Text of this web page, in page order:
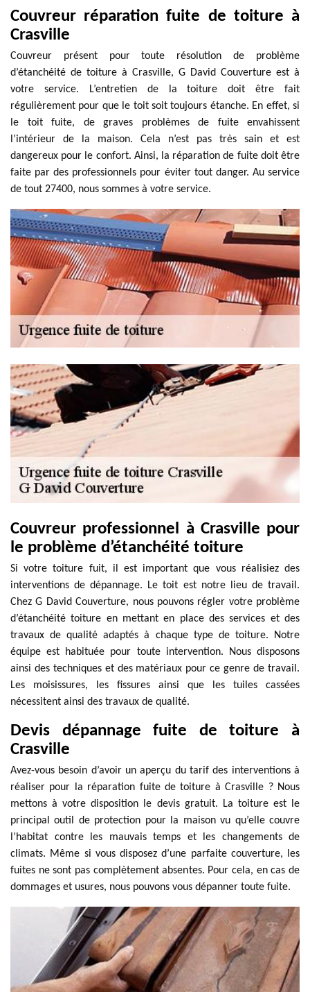
Couvreur réparation fuite de toiture à
Crasville
Couvreur présent pour toute résolution de problème
d’étanchéité de toiture à Crasville, G David Couverture est à
votre service. L’entretien de la toiture doit être fait
régulièrement pour que le toit soit toujours étanche. En effet, si
le toit fuite, de graves problèmes de fuite envahissent
l’intérieur de la maison. Cela n’est pas très sain et est
dangereux pour le confort. Ainsi, la réparation de fuite doit être
faite par des professionnels pour éviter tout danger. Au service
de tout 27400, nous sommes à votre service.
Couvreur professionnel à Crasville pour
le problème d’étanchéité toiture
Si votre toiture fuit, il est important que vous réalisiez des
interventions de dépannage. Le toit est notre lieu de travail.
Chez G David Couverture, nous pouvons régler votre problème
d’étanchéité toiture en mettant en place des services et des
travaux de qualité adaptés à chaque type de toiture. Notre
équipe est habituée pour toute intervention. Nous disposons
ainsi des techniques et des matériaux pour ce genre de travail.
Les moisissures, les fissures ainsi que les tuiles cassées
nécessitent ainsi des travaux de qualité.
Devis dépannage fuite de toiture à
Crasville
Avez-vous besoin d’avoir un aperçu du tarif des interventions à
réaliser pour la réparation fuite de toiture à Crasville ? Nous
mettons à votre disposition le devis gratuit. La toiture est le
principal outil de protection pour la maison vu qu’elle couvre
l’habitat contre les mauvais temps et les changements de
climats. Même si vous disposez d’une parfaite couverture, les
fuites ne sont pas complètement absentes. Pour cela, en cas de
dommages et usures, nous pouvons vous dépanner toute fuite.